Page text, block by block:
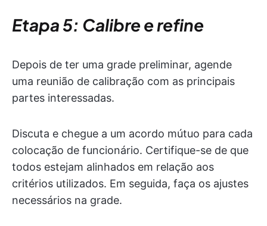
Etapa 5: Calibre e refine
Depois de ter uma grade preliminar, agende
uma reunião de calibração com as principais
partes interessadas.
Discuta e chegue a um acordo mútuo para cada
colocação de funcionário. Certifique-se de que
todos estejam alinhados em relação aos
critérios utilizados. Em seguida, faça os ajustes
necessários na grade.